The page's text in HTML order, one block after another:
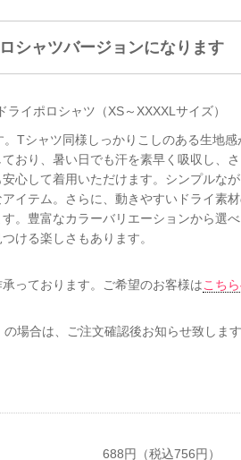
シャツバージョンになります
イポロシャツ（XS～XXXXLサイズ）
Tシャツ同様しっかりこしのある生地
おり、暑い日でも汗を素早く吸収し、
心して着用いただけます。シンプルな
イテム。さらに、動きやすいドライ素
。豊富なカラーバリエーションから選
ける楽しさもあります。
っております。ご希望のお客様はこち
場合は、ご注文確認後お知らせ致します
688円（税込756円）